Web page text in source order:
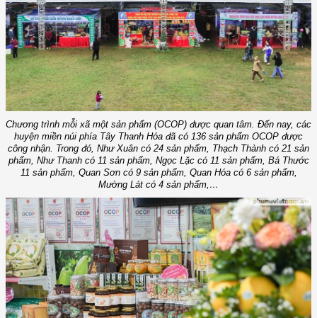
Chương trình mỗi xã một sản phẩm (OCOP) được quan tâm. Đến nay, các
huyện miền núi phía Tây Thanh Hóa đã có 136 sản phẩm OCOP được
công nhận. Trong đó, Như Xuân có 24 sản phẩm, Thạch Thành có 21 sản
phẩm, Như Thanh có 11 sản phẩm, Ngọc Lặc có 11 sản phẩm, Bá Thước
11 sản phẩm, Quan Sơn có 9 sản phẩm, Quan Hóa có 6 sản phẩm,
Mường Lát có 4 sản phẩm,…